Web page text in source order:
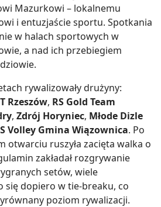
Mazurkowi – lokalnemu
i entuzjaście sportu. Spotkania
w halach sportowych w
a nad ich przebiegiem
rywalizowały drużyny:
Rzeszów, RS Gold Team
, Zdrój Horyniec, Młode Dizle
Volley Gmina Wiązownica. Po
otwarciu ruszyła zacięta walka o
zakładał rozgrywanie
setów, wiele
się dopiero w tie-breaku, co
poziom rywalizacji.